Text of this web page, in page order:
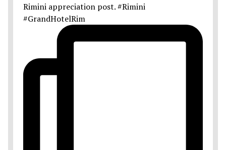
Rimini appreciation post. #Rimini
#GrandHotelRim